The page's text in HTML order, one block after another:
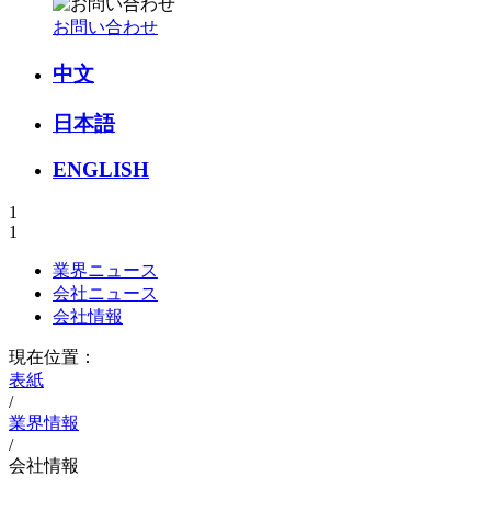
お問い合わせ
中文
日本語
ENGLISH
1
1
業界ニュース
会社ニュース
会社情報
現在位置：
表紙
/
業界情報
/
会社情報